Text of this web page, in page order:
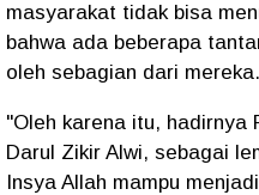
masyarakat tidak bisa
bahwa ada beberapa
oleh sebagian dari mereka.
"Oleh karena itu, hadirnya
Darul Zikir Alwi, sebagai
Insya Allah mampu